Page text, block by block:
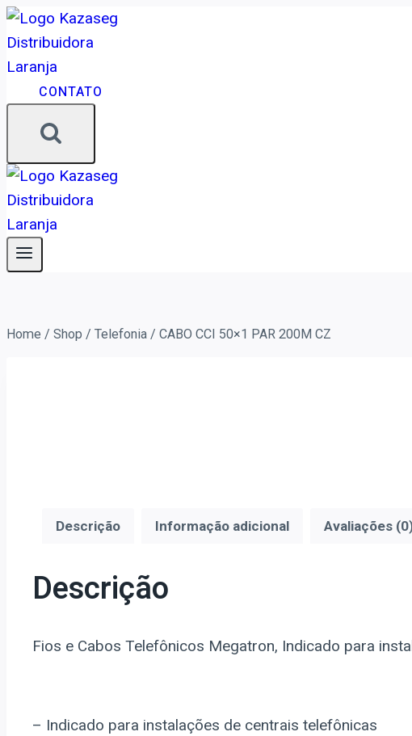
CONTATO
Home / Shop / Telefonia / CABO CCI 50×1 PAR 200M CZ
Descrição Informação adicional Avaliações
Descrição
Fios e Cabos Telefônicos Megatron, Indicado para
– Indicado para instalações de centrais telefônicas